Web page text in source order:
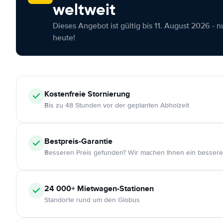
weltweit
Dieses Angebot ist gültig bis 11. August 2026 -
heute!
KostenfreieStornierung
Bis zu 48 Stunden vor der geplanten Abholzeit
Bestpreis-Garantie
Besseren Preis gefunden? Wir machen Ihnen ein
24 000+ Mietwagen-Stationen
Standorte rund um den Globus